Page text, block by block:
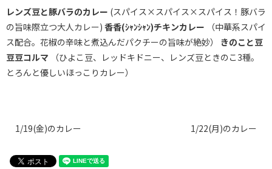
レンズ豆と豚バラのカレー (スパイス×スパイス×スパイス！豚バラ
の旨味際立つ大人カレー) 香香(ｼｬﾝｼｬﾝ)チキンカレー （中華系スパイ
ス配合。花椒の辛味と煮込んだパクチーの旨味が絶妙） きのこと豆
豆豆コルマ （ひよこ豆、レッドキドニー、レンズ豆ときのこ3種。
とろんと優しいほっこりカレー）
1/19(金)のカレー 1/22(月)のカレー